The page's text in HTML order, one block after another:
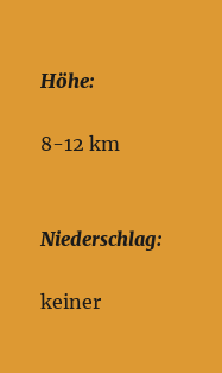
Höhe:
8-12 km
Niederschlag:
keiner